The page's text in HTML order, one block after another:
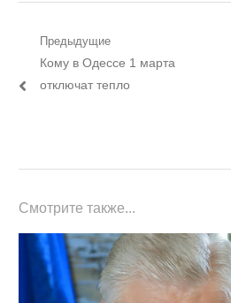
Навигация
по
Предыдущие
Предыдущий
пост:
Кому в Одессе 1 марта
отключат тепло
Смотрите также...